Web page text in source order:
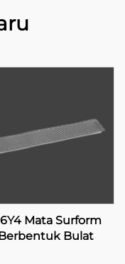
Mata Surform
Bulat